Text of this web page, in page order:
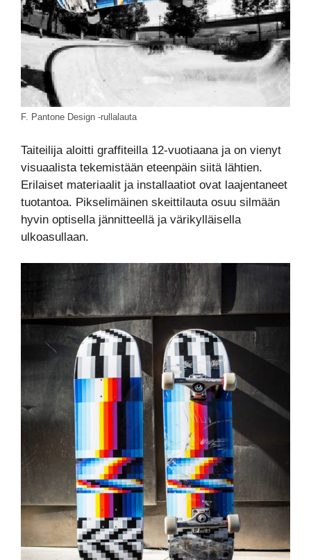
F. Pantone Design -rullalauta
Taiteilija aloitti graffiteilla 12-vuotiaana ja on vienyt
visuaalista tekemistään eteenpäin siitä lähtien.
Erilaiset materiaalit ja installaatiot ovat laajentaneet
tuotantoa. Pikselimäinen skeittilauta osuu silmään
hyvin optisella jännitteellä ja värikylläisella
ulkoasullaan.